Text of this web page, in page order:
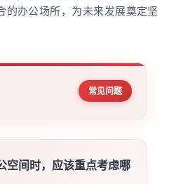
的办公场所，为未来发展奠定坚
常见问题
空间时，应该重点考虑哪